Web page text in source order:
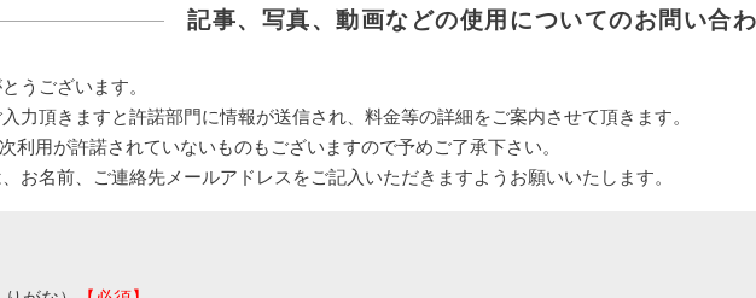
記事、写真、動画などの使用についてのお問い合
うございます。
力頂きますと許諾部門に情報が送信され、料金等の詳細をご案内させて頂きます。
利用が許諾されていないものもございますので予めご了承下さい。
お名前、ご連絡先メールアドレスをご記入いただきますようお願いいたします。